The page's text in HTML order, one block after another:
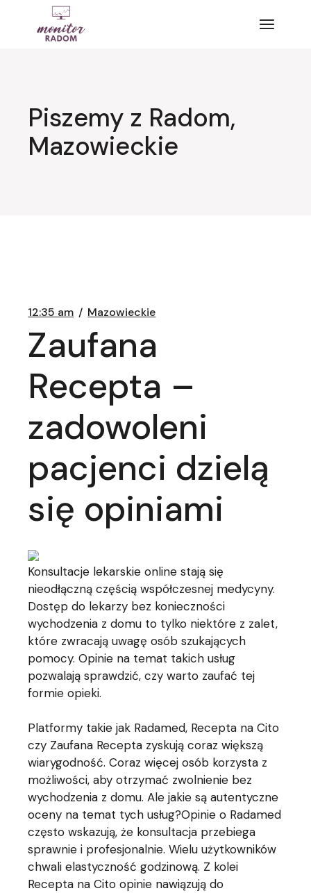
Piszemy z Radom,
Mazowieckie
12:35 am Mazowieckie
Zaufana
Recepta –
zadowoleni
pacjenci dzielą
się opiniami
Konsultacje lekarskie online stają się
nieodłączną częścią współczesnej medycyny.
Dostęp do lekarzy bez konieczności
wychodzenia z domu to tylko niektóre z zalet,
które zwracają uwagę osób szukających
pomocy. Opinie na temat takich usług
pozwalają sprawdzić, czy warto zaufać tej
formie opieki.
Platformy takie jak Radamed, Recepta na Cito
czy Zaufana Recepta zyskują coraz większą
wiarygodność. Coraz więcej osób korzysta z
możliwości, aby otrzymać zwolnienie bez
wychodzenia z domu. Ale jakie są autentyczne
oceny na temat tych usług?Opinie o Radamed
często wskazują, że konsultacja przebiega
sprawnie i profesjonalnie. Wielu użytkowników
chwali elastyczność godzinową. Z kolei
Recepta na Cito opinie nawiązują do